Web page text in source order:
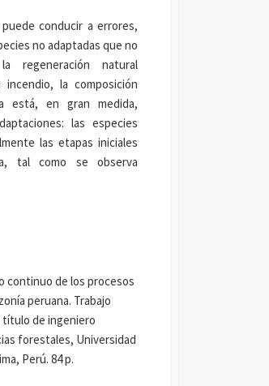
conducir a errores,
no adaptadas que no
regeneración natural
la composición
está, en gran medida,
las especies
las etapas iniciales
tal como se observa
continuo de los procesos
peruana. Trabajo
de ingeniero
forestales, Universidad
Perú. 84 p.